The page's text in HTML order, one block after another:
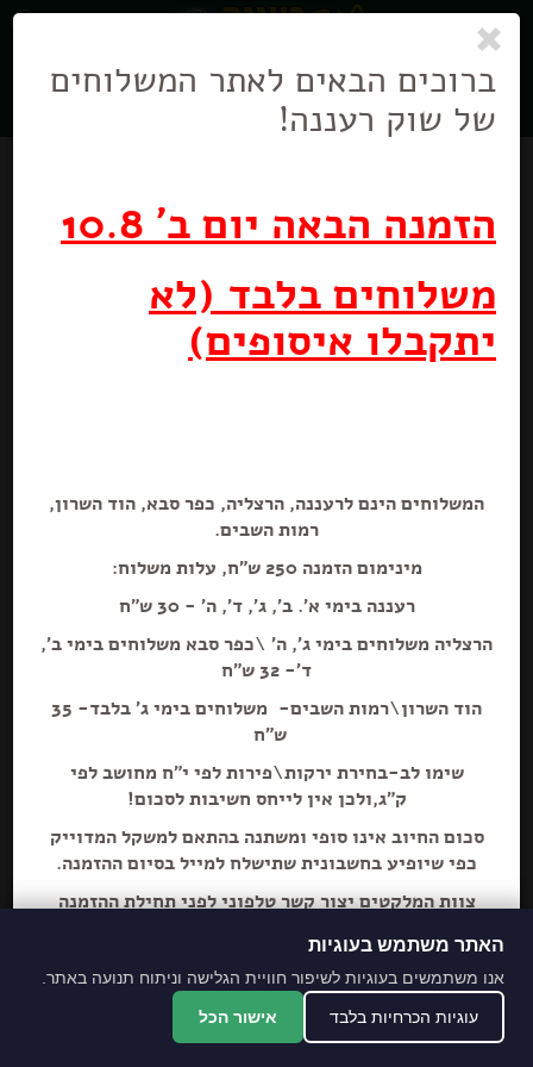
ניווט
בניווט
מבצע
מבצע! תה ירוק\שחור
‏14.90 ₪
הוספה+
ברוכים הבאים לאתר המשלוחים
של שוק רעננה!
הזמנה הבאה יום ב' 10.8
משלוחים בלבד (לא
יתקבלו איסופים)
המשלוחים הינם לרעננה, הרצליה, כפר סבא, הוד השרון,
רמות השבים.
מינימום הזמנה 250 ש"ח, עלות משלוח:
רעננה בימי א'. ב', ג', ד', ה' - 30 ש"ח
הרצליה משלוחים בימי ג', ה' \כפר סבא משלוחים בימי ב',
ד'- 32 ש"ח
הוד השרון\רמות השבים- משלוחים בימי ג' בלבד- 35
ש"ח
שימו לב-בחירת ירקות\פירות לפי י"ח מחושב לפי
ק"ג,ולכן אין לייחס חשיבות לסכום!
סכום החיוב אינו סופי ומשתנה בהתאם למשקל המדוייק
כפי שיופיע בחשבונית שתישלח למייל בסיום ההזמנה.
צוות המלקטים יצור קשר טלפוני לפני תחילת ההזמנה
מתחייבים לסחורה הכי
מובחרת!
*האתר והמקום עם נגישות מלאה לנכים.
האתר משתמש בעוגיות
אנו משתמשים בעוגיות לשיפור חוויית הגלישה וניתוח תנועה באתר.
עוגיות הכרחיות בלבד אישור הכל